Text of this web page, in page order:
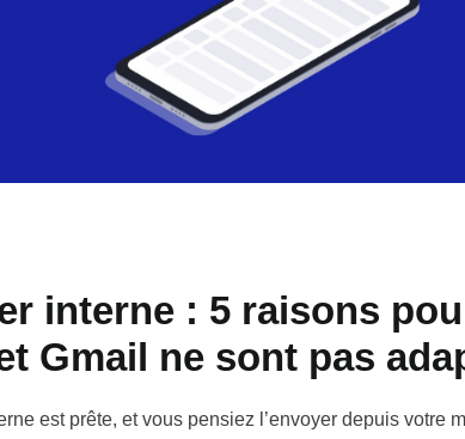
interne : 5 raisons
Gmail ne sont pas
est prête, et vous pensiez l’envoyer depuis votre